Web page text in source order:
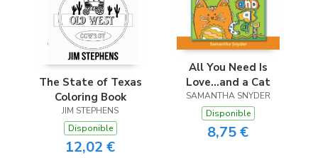
The State of Texas
Coloring Book
JIM STEPHENS
Disponible
12,02 €
All You Need Is
Love...and a Cat
SAMANTHA SNYDER
Disponible
8,75 €